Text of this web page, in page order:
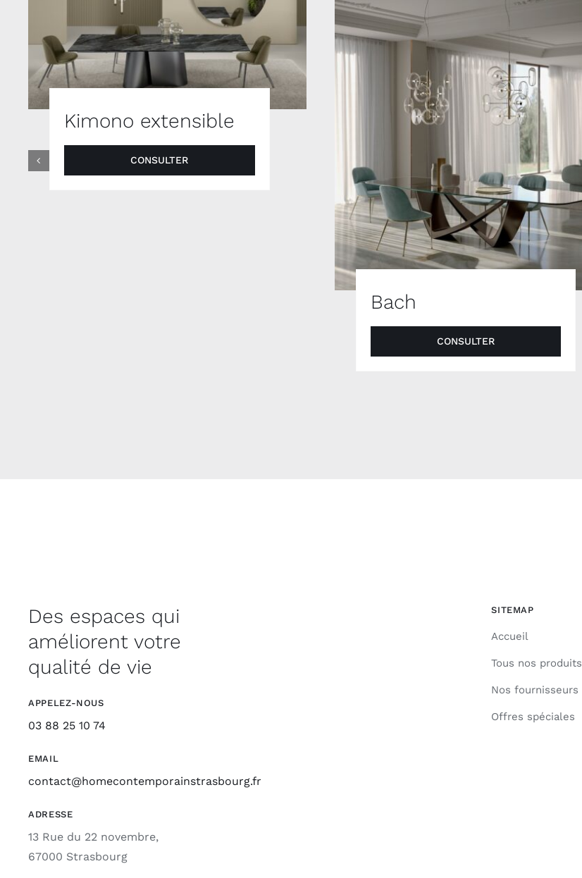
Kimono extensible
CONSULTER
Bach
CONSULTER
Des espaces qui
améliorent votre
qualité de vie
APPELEZ-NOUS
03 88 25 10 74
EMAIL
contact@homecontemporainstrasbourg.fr
ADRESSE
13 Rue du 22 novembre,
67000 Strasbourg
SITEMAP
Accueil
Tous nos produits
Nos fournisseurs
Offres spéciales